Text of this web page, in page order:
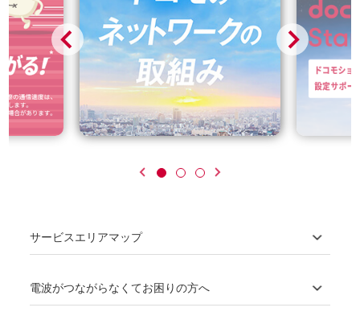
サービスエリアマップ
電波がつながらなくてお困りの方へ